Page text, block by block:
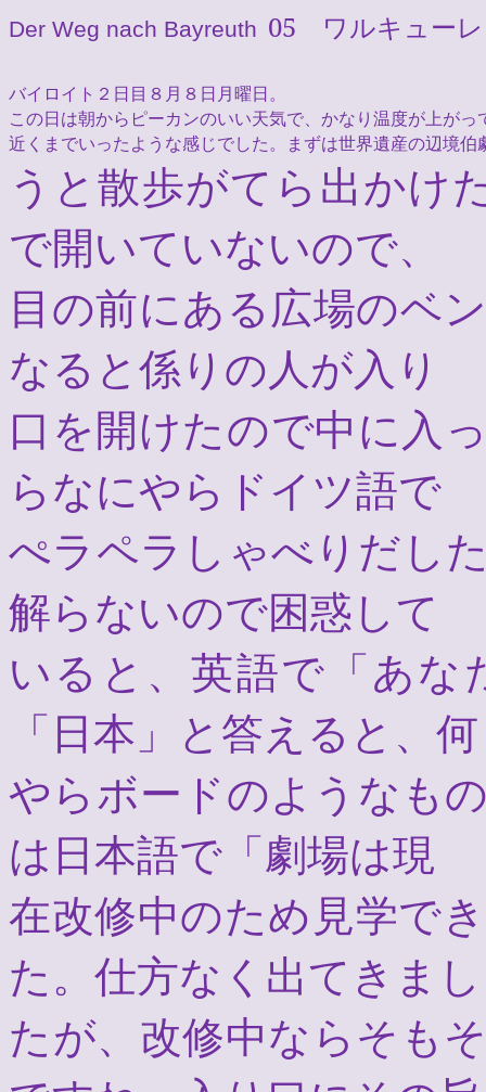
Der Weg nach Bayreuth 05 ワルキューレ
バイロイト２日目８月８日月曜日。
この日は朝からピーカンのいい天気で、かなり温度が上がっ
近くまでいったような感じでした。まずは世界遺産の辺境伯
うと散歩がてら出かけ
で開いていないので、
目の前にある広場のベ
なると係りの人が入り
口を開けたので中に入
らなにやらドイツ語で
ぺラペラしゃべりだし
解らないので困惑して
いると、英語で「あ
「日本」と答えると、何
やらボードのようなも
は日本語で「劇場は現
在改修中のため見学で
た。仕方なく出てきまし
たが、改修中ならそも